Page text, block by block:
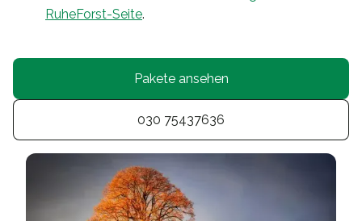
RuheForst-Seite.
Pakete ansehen
030 75437636